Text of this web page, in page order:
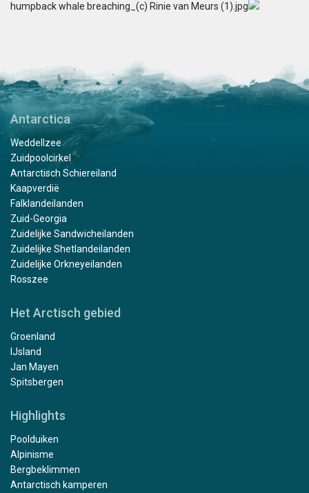
Antarctica
Weddellzee
Zuidpoolcirkel
Antarctisch Schiereiland
Kaapverdië
Falklandeilanden
Zuid-Georgia
Zuidelijke Sandwicheilanden
Zuidelijke Shetlandeilanden
Zuidelijke Orkneyeilanden
Rosszee
Het Arctisch gebied
Groenland
IJsland
Jan Mayen
Spitsbergen
Highlights
Poolduiken
Alpinisme
Bergbeklimmen
Antarctisch kamperen